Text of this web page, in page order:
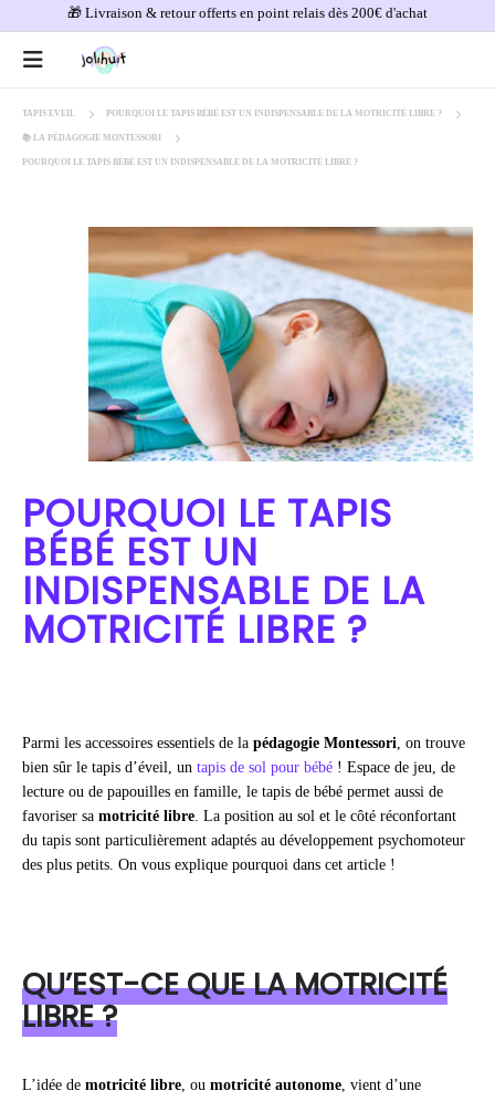
🎁 Livraison & retour offerts en point relais dès 200€ d'achat
TAPIS EVEIL POURQUOI LE TAPIS BÉBÉ EST UN INDISPENSABLE DE LA MOTRICITÉ LIBRE ?
📚 LA PÉDAGOGIE MONTESSORI
POURQUOI LE TAPIS BÉBÉ EST UN INDISPENSABLE DE LA MOTRICITÉ LIBRE ?
POURQUOI LE TAPIS
BÉBÉ EST UN
INDISPENSABLE DE LA
MOTRICITÉ LIBRE ?
Parmi les accessoires essentiels de la pédagogie Montessori , on trouve
bien sûr le tapis d’éveil, un tapis de sol pour bébé ! Espace de jeu, de
lecture ou de papouilles en famille, le tapis de bébé permet aussi de
favoriser sa motricité libre . La position au sol et le côté réconfortant
du tapis sont particulièrement adaptés au développement psychomoteur
des plus petits. On vous explique pourquoi dans cet article !
QU’EST-CE QUE LA MOTRICITÉ
LIBRE ?
L’idée de motricité libre , ou motricité autonome , vient d’une